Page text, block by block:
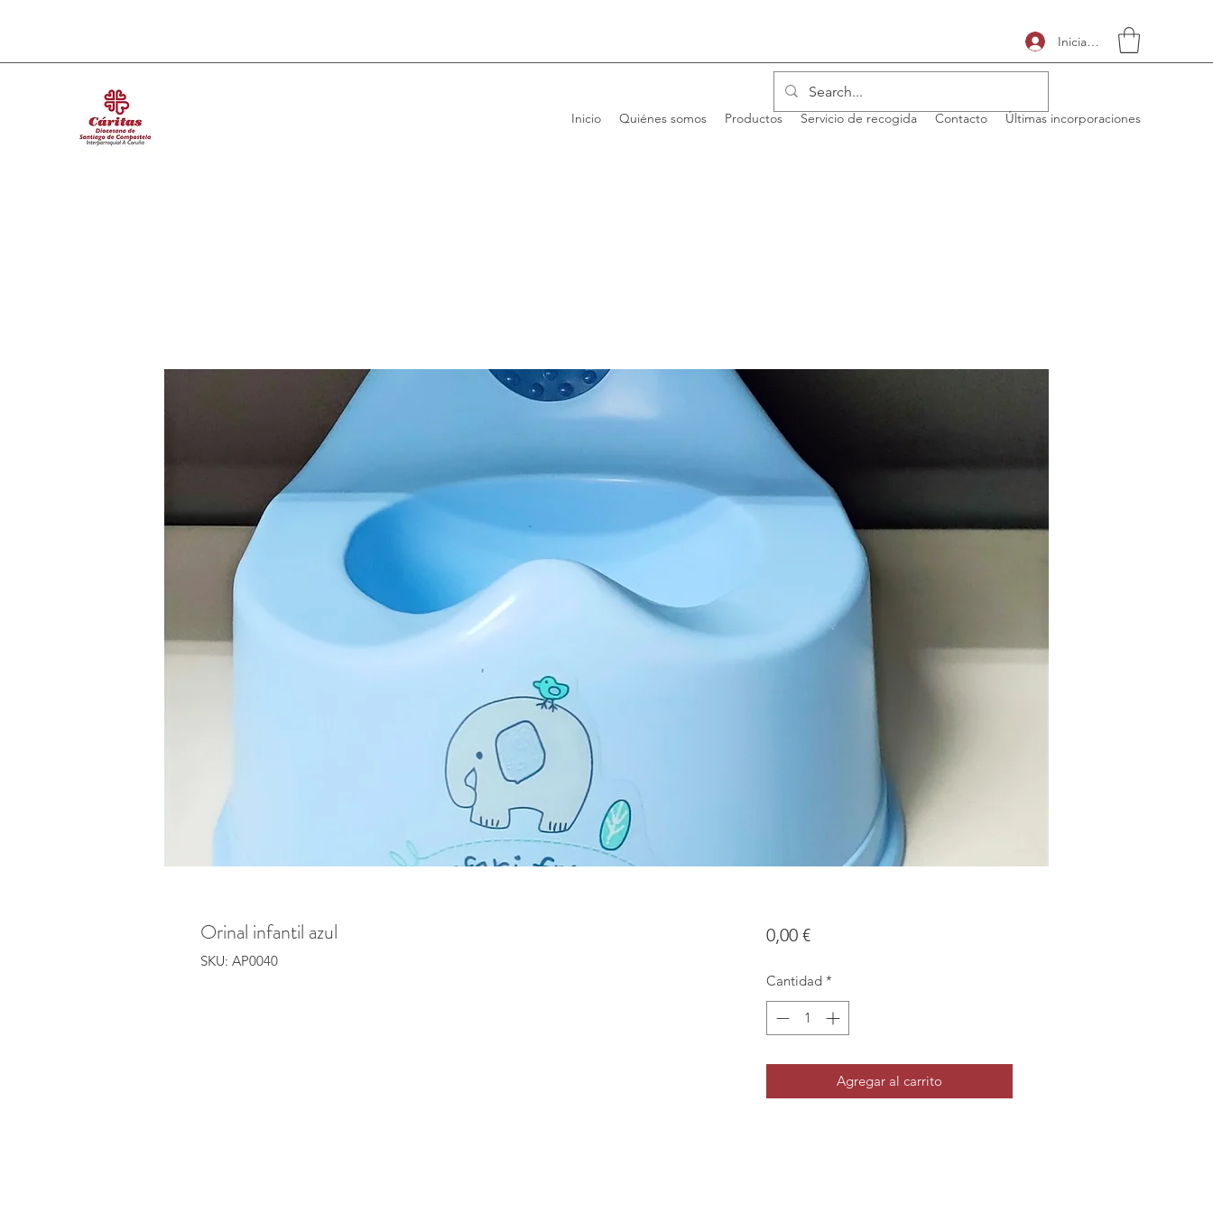
Iniciar sesión
Inicio Quiénes somos Productos Servicio de recogida Contacto Últimas incorporaciones
Orinal infantil azul
SKU: AP0040
0,00 €Precio
Cantidad *
Agregar al carrito